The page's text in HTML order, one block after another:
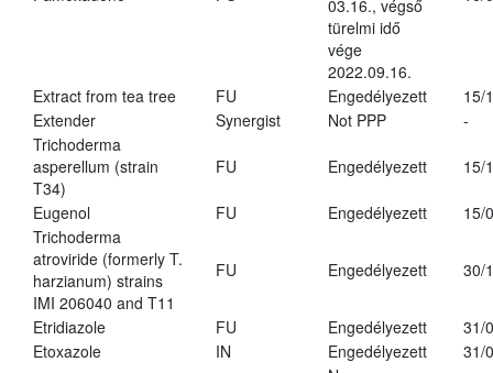
03.16., végső
türelmi idő
vége
2022.09.16.
Extract from tea tree FU Engedélyezett
15/
Extender
Synergist Not PPP
-
Trichoderma
asperellum (strain
T34)
FU Engedélyezett 15/
Eugenol FU Engedélyezett
15/
Trichoderma
atroviride (formerly T.
harzianum) strains
IMI 206040 and T11
FU Engedélyezett 30/
Etridiazole FU Engedélyezett
31/
Etoxazole
IN Engedélyezett
31/